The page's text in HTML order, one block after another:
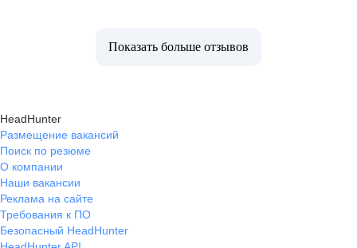
Показать больше отзывов
HeadHunter
Размещение вакансий
Поиск по резюме
О компании
Наши вакансии
Реклама на сайте
Требования к ПО
Безопасный HeadHunter